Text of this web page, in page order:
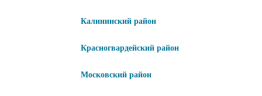
Калининский район
Красногвардейский район
Московский район